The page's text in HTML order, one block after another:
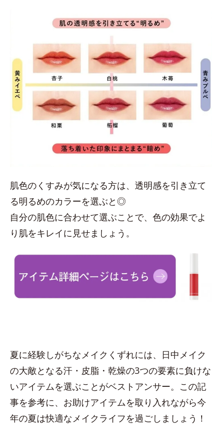
肌色のくすみが気になる方は、透明感を引き立て
る明るめのカラーを選ぶと◎
自分の肌色に合わせて選ぶことで、色の効果でよ
り肌をキレイに見せましょう。
夏に経験しがちなメイクくずれには、日中メイク
の大敵となる汗・皮脂・乾燥の3つの要素に負けな
いアイテムを選ぶことがベストアンサー。この記
事を参考に、お助けアイテムを取り入れながら今
年の夏は快適なメイクライフを過ごしましょう！